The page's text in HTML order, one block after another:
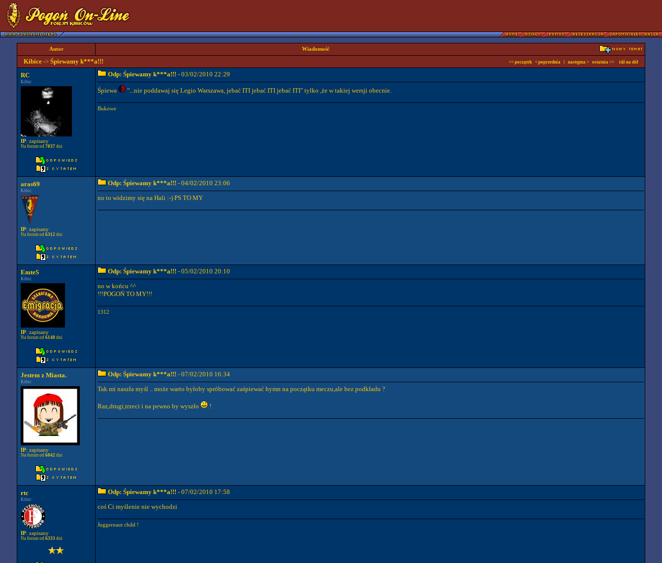
Autor Wiadomość
Kibice -> Śpiewamy k***a!!! << początek < poprzednia l następna > ostatnia >> idź na dół
RC
Kibic
IP: zapisany
Na forum od 7037 dni
Odp: Śpiewamy k***a!!! - 03/02/2010 22:29
Śpiewa "...nie poddawaj się Legio Warszawa, jebać ITI jebać ITI jebać ITI" tylko ,że w takiej wersji obecnie.
Bukowe
aras69
Kibic
IP: zapisany
Na forum od 6312 dni
Odp: Śpiewamy k***a!!! - 04/02/2010 23:06
no to widzimy się na Hali :-) PS TO MY
EmteS
Kibic
IP: zapisany
Na forum od 6140 dni
Odp: Śpiewamy k***a!!! - 05/02/2010 20:10
no w końcu ^^
!!!POGOŃ TO MY!!!
1312
Jestem z Miasta.
Kibic
IP: zapisany
Na forum od 6042 dni
Odp: Śpiewamy k***a!!! - 07/02/2010 16:34
Tak mi naszła myśl .. może warto byłoby spróbować zaśpiewać hymn na początku meczu,ale bez podkładu ?
Raz,drugi,trzeci i na pewno by wyszło !
rtc
Kibic
IP: zapisany
Na forum od 6333 dni
Odp: Śpiewamy k***a!!! - 07/02/2010 17:58
coś Ci myślenie nie wychodzi
Juggernaut child !